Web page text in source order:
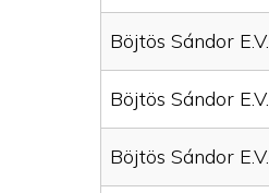
Böjtös Sándor E.V.
Böjtös Sándor E.V.
Böjtös Sándor E.V.